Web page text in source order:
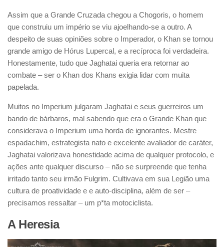
Assim que a Grande Cruzada chegou a Chogoris, o homem
que construiu um império se viu ajoelhando-se a outro. A
despeito de suas opiniões sobre o Imperador, o Khan se tornou
grande amigo de Hórus Lupercal, e a recíproca foi verdadeira.
Honestamente, tudo que Jaghatai queria era retornar ao
combate – ser o Khan dos Khans exigia lidar com muita
papelada.
Muitos no Imperium julgaram Jaghatai e seus guerreiros um
bando de bárbaros, mal sabendo que era o Grande Khan que
considerava o Imperium uma horda de ignorantes. Mestre
espadachim, estrategista nato e excelente avaliador de caráter,
Jaghatai valorizava honestidade acima de qualquer protocolo, e
ações ante qualquer discurso – não se surpreende que tenha
irritado tanto seu irmão Fulgrim. Cultivava em sua Legião uma
cultura de proatividade e e auto-disciplina, além de ser –
precisamos ressaltar – um p*ta motociclista.
A Heresia